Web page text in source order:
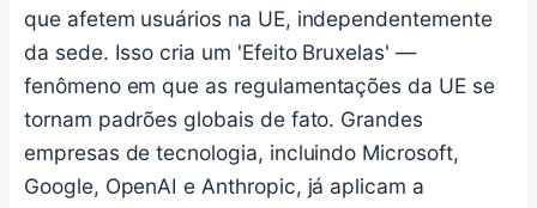
que afetem usuários na UE, independentemente
da sede. Isso cria um 'Efeito Bruxelas' —
fenômeno em que as regulamentações da UE se
tornam padrões globais de fato. Grandes
empresas de tecnologia, incluindo Microsoft,
Google, OpenAI e Anthropic, já aplicam a